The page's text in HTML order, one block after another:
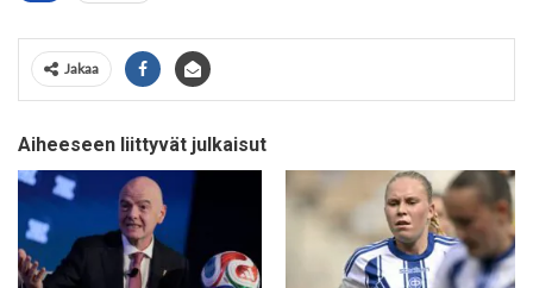
Jakaa
Aiheeseen liittyvät julkaisut